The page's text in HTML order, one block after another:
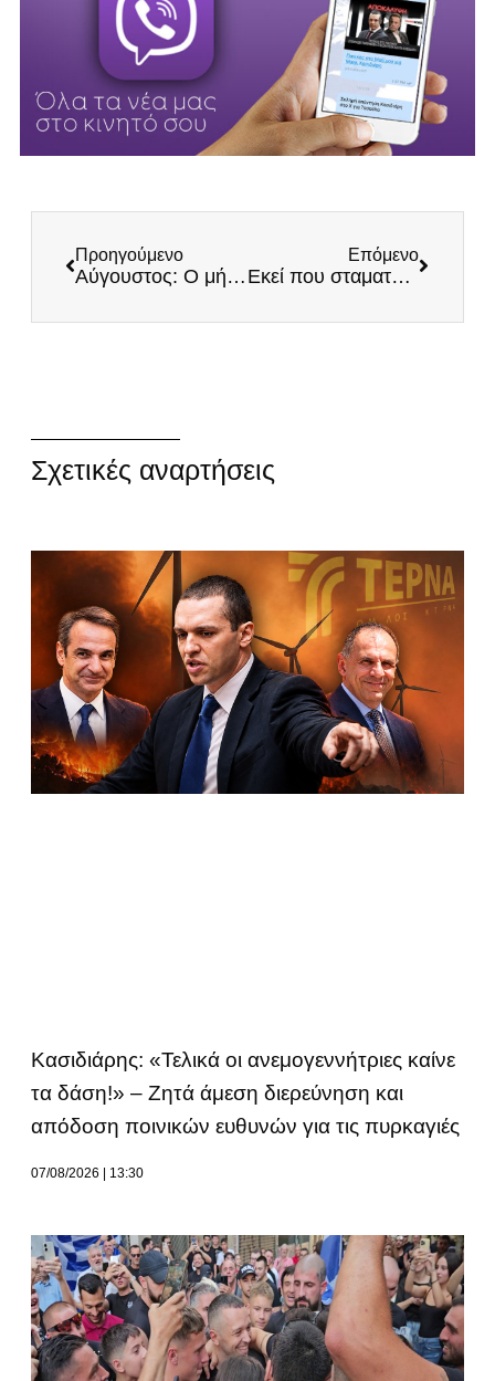
Προηγούμενο
Αύγουστος: Ο μήνας της Παναγίας
Επόμενο
Εκεί που σταματάει η λογική, αρχίζουν τα αλλοπρόσαλλα: «Αποφασίζομεν και Διατάσσομεν» του Κούλη
Σχετικές αναρτήσεις
Κασιδιάρης: «Τελικά οι ανεμογεννήτριες καίνε
τα δάση!» – Ζητά άμεση διερεύνηση και
απόδοση ποινικών ευθυνών για τις πυρκαγιές
07/08/2026 13:30